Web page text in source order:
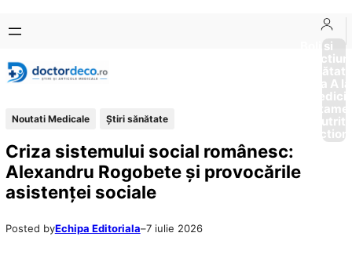
conținut
content
Boli si
Afectiuni
Sănătate
de la A
Noutati Medicale Ştiri sănătate
Criza sistemului social românesc:
Alexandru Rogobete și provocările
asistenței sociale
Posted byEchipa Editoriala–7 iulie 2026